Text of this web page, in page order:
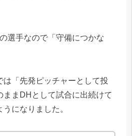
選手なので「守備につかな
は「先発ピッチャーとして投
ままDHとして試合に出続けて
になりました。